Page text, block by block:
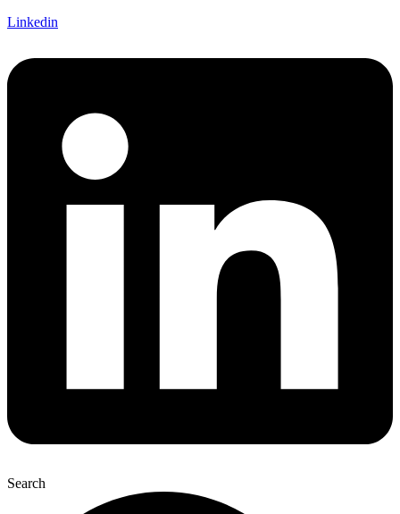
Linkedin
Search